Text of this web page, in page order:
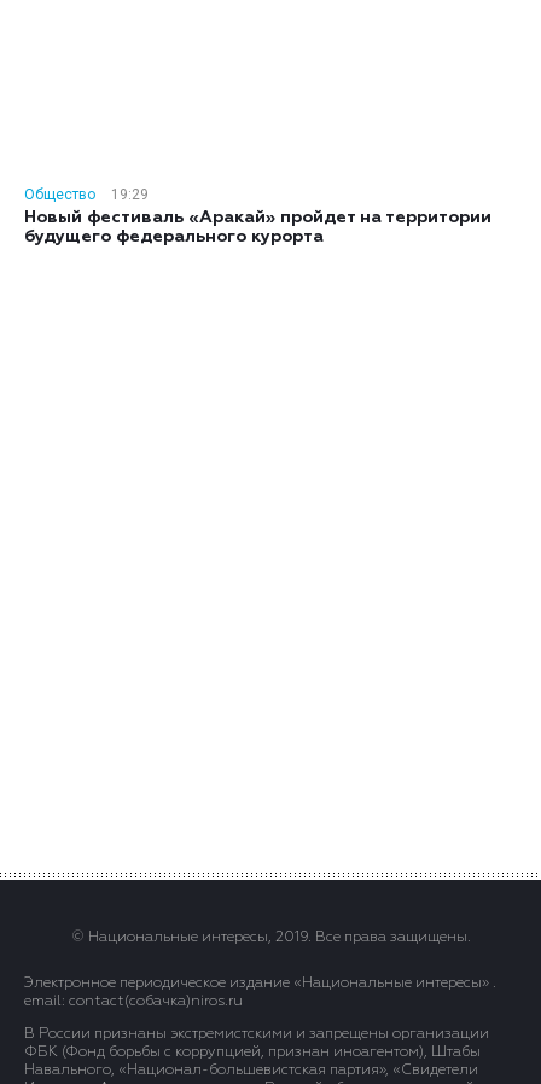
Общество
19:29
Новый фестиваль «Аракай» пройдет на территории
будущего федерального курорта
© Национальные интересы, 2019. Все права защищены.
Электронное периодическое издание «Национальные интересы» .
email: contact(сoбaчка)niros.ru
В России признаны экстремистскими и запрещены организации
ФБК (Фонд борьбы с коррупцией, признан иноагентом), Штабы
Навального, «Национал-большевистская партия», «Свидетели